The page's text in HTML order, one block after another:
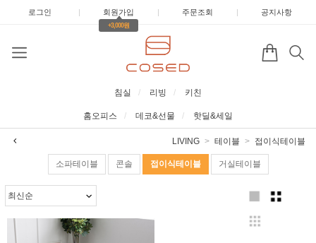
로그인 | 회원가입 |
+3,000원
주문조회 | 공지사항
침실 리빙 키친
홈오피스 데코&선물 핫딜&세일
LIVING 테이블 접이식테이블
소파테이블 콘솔 접이식테이블 거실테이블